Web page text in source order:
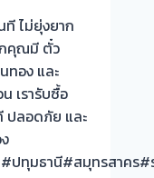
ที ไม่ยุ่งยาก
กคุณมี ตั๋ว
ทอง และ
เรารับซื้อ
ปลอดภัย และ
ปทุมธานี#สมุทรสาคร#